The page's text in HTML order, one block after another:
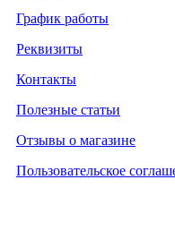
График работы
Реквизиты
Контакты
Полезные статьи
Отзывы о магазине
Пользовательское